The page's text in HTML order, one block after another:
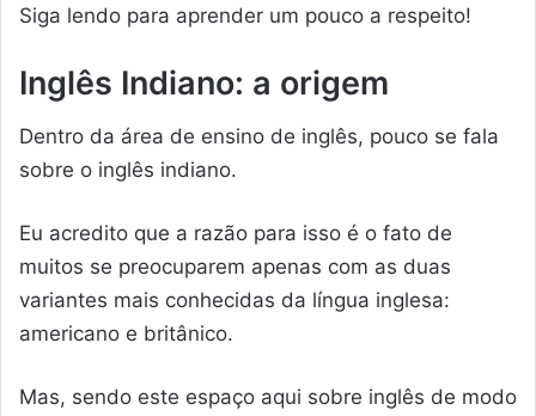
Siga lendo para aprender um pouco a respeito!
Inglês Indiano: a origem
Dentro da área de ensino de inglês, pouco se fala
sobre o inglês indiano.
Eu acredito que a razão para isso é o fato de
muitos se preocuparem apenas com as duas
variantes mais conhecidas da língua inglesa:
americano e britânico.
Mas, sendo este espaço aqui sobre inglês de modo